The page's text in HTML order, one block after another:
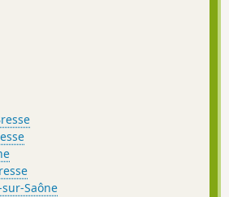
Saône